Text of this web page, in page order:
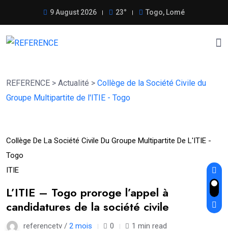
9 August 2026 23° Togo, Lomé
REFERENCE > Actualité > Collège de la Société Civile du
Groupe Multipartite de l'ITIE - Togo
09
Collège De La Société Civile Du Groupe Multipartite De L'ITIE -
Togo
ITIE
L’ITIE – Togo proroge l’appel à
candidatures de la société civile
referencetv / 2 mois 0 1 min read